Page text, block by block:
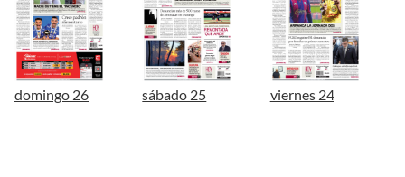
domingo 26 sábado 25 viernes 24